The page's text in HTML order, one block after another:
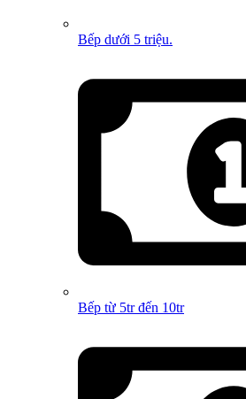
Bếp dưới 5 triệu.
Bếp từ 5tr đến 10tr